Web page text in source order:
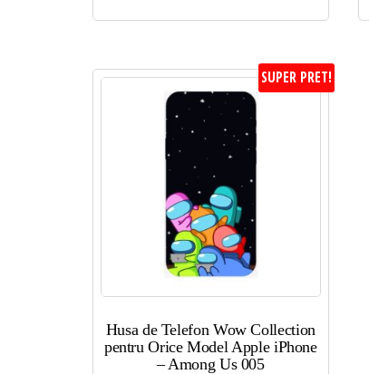
SUPER PRET!
Husa de Telefon Wow Collection
pentru Orice Model Apple iPhone
– Among Us 005